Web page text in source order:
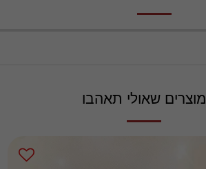
מוצרים שאולי תאהבו